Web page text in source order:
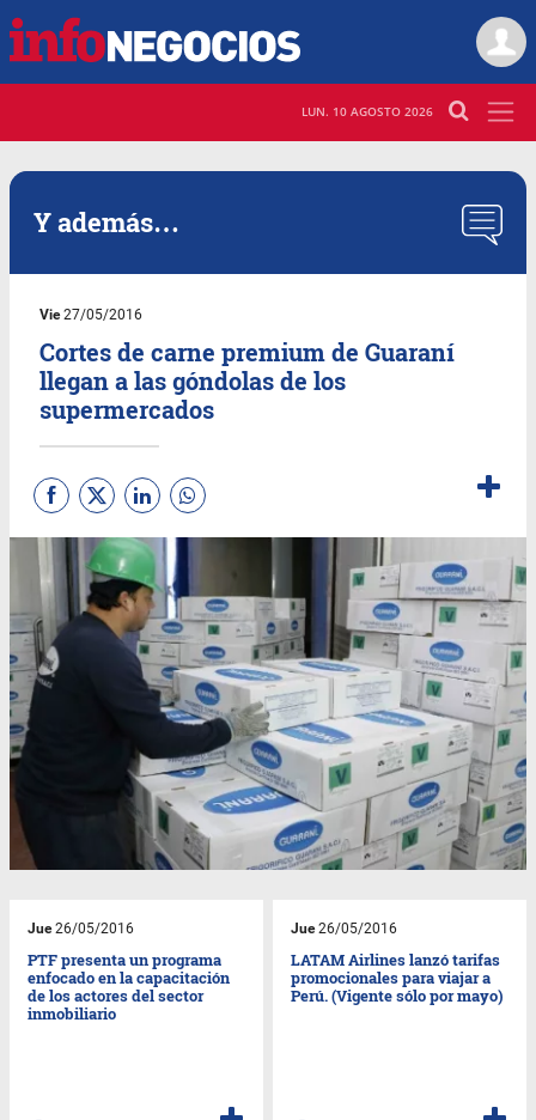
LUN. 10 AGOSTO 2026
Y además…
Vie27/05/2016
Cortes de carne premium de Guaraní
llegan a las góndolas de los
supermercados
Jue26/05/2016
PTF presenta un programa
enfocado en la capacitación
de los actores del sector
inmobiliario
Jue26/05/2016
LATAM Airlines lanzó tarifas
promocionales para viajar a
Perú. (Vigente sólo por mayo)